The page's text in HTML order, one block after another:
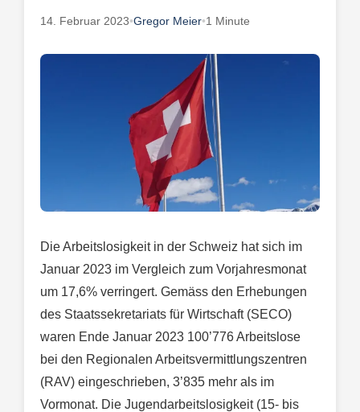
14. Februar 2023•Gregor Meier•1 Minute
Die Arbeitslosigkeit in der Schweiz hat sich im
Januar 2023 im Vergleich zum Vorjahresmonat
um 17,6% verringert. Gemäss den Erhebungen
des Staatssekretariats für Wirtschaft (SECO)
waren Ende Januar 2023 100’776 Arbeitslose
bei den Regionalen Arbeitsvermittlungszentren
(RAV) eingeschrieben, 3’835 mehr als im
Vormonat. Die Jugendarbeitslosigkeit (15- bis